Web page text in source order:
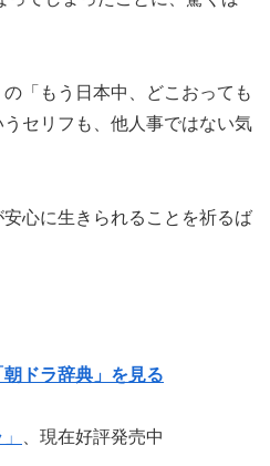
の「もう日本中、どこおっても
セリフも、他人事ではない気
心に生きられることを祈るば
ドラ辞典」を見る
、現在好評発売中